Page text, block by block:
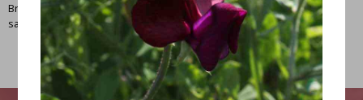
Broccoli frøforkultiveres for at give planterne en god start på
sæsonen.